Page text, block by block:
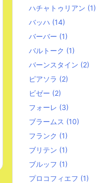
ハチャトゥリアン (1)
バッハ (14)
バーバー (1)
バルトーク (1)
バーンスタイン (2)
ピアソラ (2)
ビゼー (2)
フォーレ (3)
ブラームス (10)
フランク (1)
ブリテン (1)
ブルッフ (1)
プロコフィエフ (1)